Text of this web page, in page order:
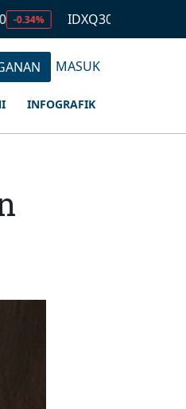
IDXQ30 -0.53%
MASUK
INFOGRAFIK